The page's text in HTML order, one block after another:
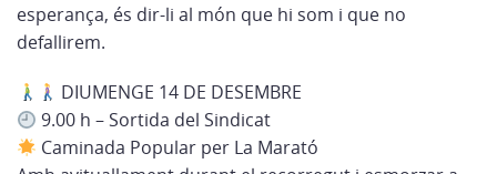
esperança, és dir-li al món que hi som i que no
defallirem.
DIUMENGE 14 DE DESEMBRE
9.00 h – Sortida del Sindicat
Caminada Popular per La Marató